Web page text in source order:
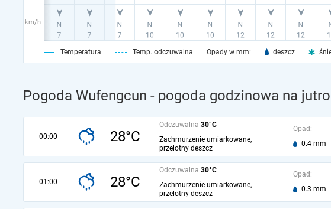
km/h
Temperatura Temp. odczuwalna Opady w mm: deszcz
Pogoda Wufengcun - pogoda godzinowa na jutro
00:00 28°C
Odczuwalna 30°C
Zachmurzenie umiarkowane,
przelotny deszcz
Opad:
0.4 mm
01:00 28°C
Odczuwalna 30°C
Zachmurzenie umiarkowane,
przelotny deszcz
Opad:
0.3 mm